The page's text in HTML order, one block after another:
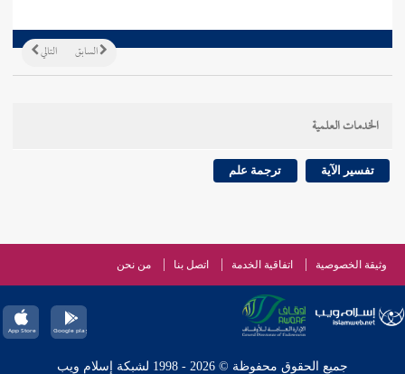
التالي السابق
الخدمات العلمية
تفسير الآية ترجمة علم
وثيقة الخصوصية اتفاقية الخدمة اتصل بنا من نحن
جميع الحقوق محفوظة © 2026 - 1998 لشبكة إسلام ويب